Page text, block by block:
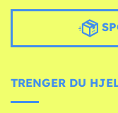
TRENGER DU